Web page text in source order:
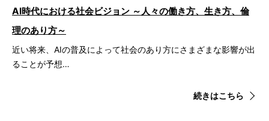
近い将来、AIの普及によって社会のあり方にさまざまな影響が出
ることが予想…
続きはこちら
AI時代における社会ビジョン ～人々の働き方、生き方、倫
理のあり方～